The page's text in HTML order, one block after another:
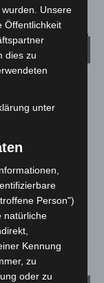
6%
°
Unsere
Öffentlichkeit
dies zu
unter
Person")
natürliche
Kennung
zu
oder zu